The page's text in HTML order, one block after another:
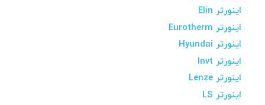
اینورتر Elin
اینورتر Eurotherm
اینورتر Hyundai
اینورتر Invt
اینورتر Lenze
اینورتر LS